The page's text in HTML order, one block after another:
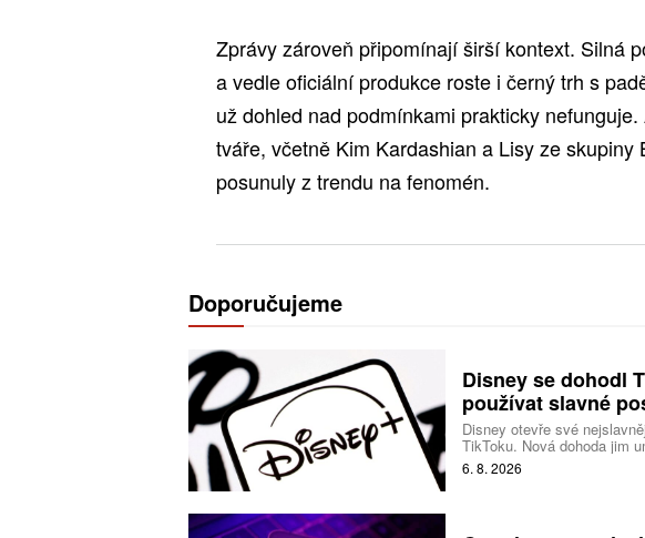
Zprávy zároveň připomínají širší kontext. Silná
a vedle oficiální produkce roste i černý trh s
už dohled nad podmínkami prakticky
tváře, včetně Kim Kardashian a Lisy ze skupiny
posunuly z trendu na fenomén.
Doporučujeme
Disney se dohodl
používat slavné
Disney otevře své
TikToku. Nová dohoda jim
produkce studia a sdílet
6. 8. 2026